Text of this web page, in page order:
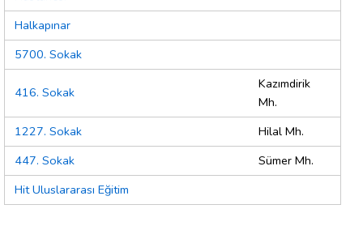
Halkapınar
5700. Sokak
416. Sokak
Kazımdirik
Mh.
1227. Sokak
Hilal Mh.
447. Sokak
Sümer Mh.
Hit Uluslararası Eğitim